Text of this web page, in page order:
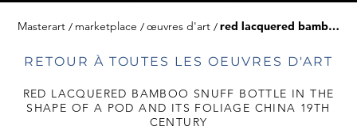
Masterart marketplace œuvres d'art red lacquered bamboo snuff bottle in the shape of a pod and its foliage china 19th century
RETOUR À TOUTES LES OEUVRES D'ART
RED LACQUERED BAMBOO SNUFF BOTTLE IN THE
SHAPE OF A POD AND ITS FOLIAGE CHINA 19TH
CENTURY